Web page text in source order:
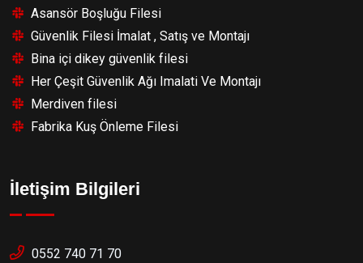
Asansör Boşluğu Filesi
Güvenlik Filesi İmalat , Satış ve Montajı
Bina içi dikey güvenlik filesi
Her Çeşit Güvenlik Ağı Imalati Ve Montajı
Merdiven filesi
Fabrika Kuş Önleme Filesi
İletişim Bilgileri
0552 740 71 70